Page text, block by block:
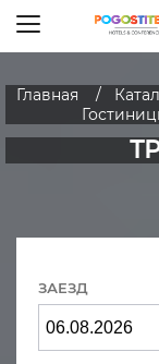
Главная
ЗАЕЗД